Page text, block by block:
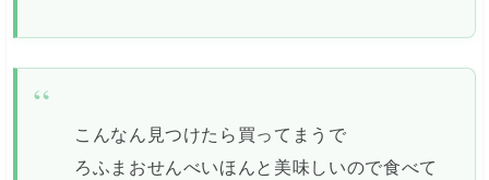
こんなん見つけたら買ってまうで
ろふまおせんべいほんと美味しいので食べて